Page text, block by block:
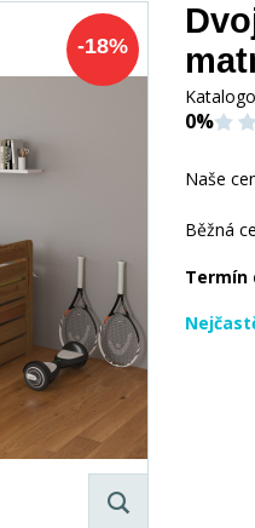
-18%
0%
Naše
Běžná
Termín